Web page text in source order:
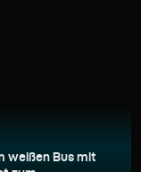
weißen Bus mit